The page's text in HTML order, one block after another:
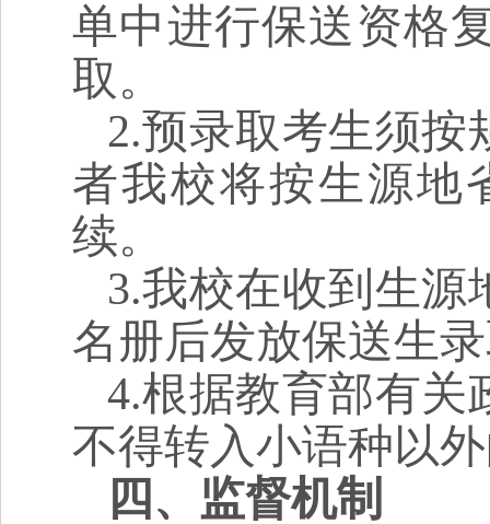
单中进行保送资格
取。
2.预录取考生须按
者我校将按生源地
续。
3.我校在收到生源
名册后发放保送生
4.根据教育部有关
不得转入小语种以
四、监督机制